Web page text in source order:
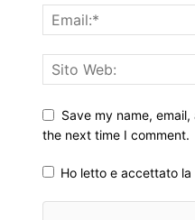
Save my name,
the next time I comment.
Ho letto e accettato la